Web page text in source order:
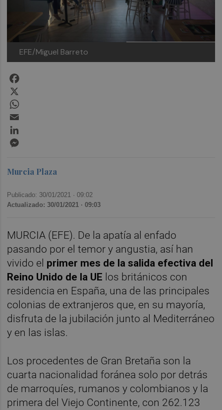
EFE/Miguel Barreto
Murcia Plaza
Publicado: 30/01/2021 ·09:02
Actualizado: 30/01/2021 · 09:03
MURCIA (EFE). De la apatía al enfado
pasando por el temor y angustia, así han
vivido el primer mes de la salida efectiva del
Reino Unido de la UE los británicos con
residencia en España, una de las principales
colonias de extranjeros que, en su mayoría,
disfruta de la jubilación junto al Mediterráneo
y en las islas.
Los procedentes de Gran Bretaña son la
cuarta nacionalidad foránea solo por detrás
de marroquíes, rumanos y colombianos y la
primera del Viejo Continente, con 262.123